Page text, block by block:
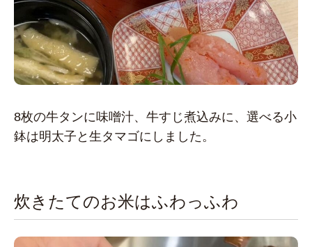
8枚の牛タンに味噌汁、牛すじ煮込みに、選べる小
鉢は明太子と生タマゴにしました。
炊きたてのお米はふわっふわ